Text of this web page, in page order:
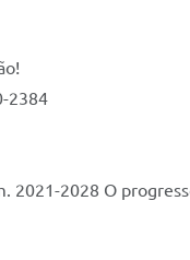
2384
2021-2028 O